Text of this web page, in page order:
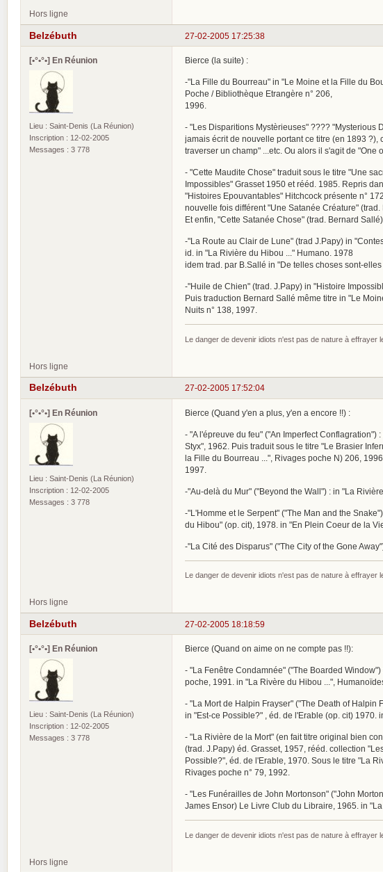
Hors ligne
27-02-2005 17:25:38
Belzébuth
[•°•°•] En Réunion
Lieu : Saint-Denis (La Réunion)
Inscription : 12-02-2005
Messages : 3 778
Bierce (la suite) :
-"La Fille du Bourreau" in "Le Moine et la Fille du
Poche / Bibliothèque Etrangère n° 206,
1996.
- "Les Disparitions Mystèrieuses" ???? "Mysterious
jamais écrit de nouvelle portant ce titre (en 1893
traverser un champ" ...etc. Ou alors il s'agit de "One
- "Cette Maudite Chose" traduit sous le titre "Une
Impossibles" Grasset 1950 et rééd. 1985. Repris
"Histoires Epouvantables" Hitchcock présente n°
nouvelle fois différent "Une Satanée Créature"
Et enfin, "Cette Satanée Chose" (trad. Bernard
-"La Route au Clair de Lune" (trad J.Papy) in
id. in "La Rivière du Hibou ..." Humano. 1978
idem trad. par B.Sallé in "De telles choses sont-
-"Huile de Chien" (trad. J.Papy) in "Histoire
Puis traduction Bernard Sallé même titre in "Le
Nuits n° 138, 1997.
Le danger de devenir idiots n'est pas de nature à effrayer
Hors ligne
27-02-2005 17:52:04
Belzébuth
[•°•°•] En Réunion
Lieu : Saint-Denis (La Réunion)
Inscription : 12-02-2005
Messages : 3 778
Bierce (Quand y'en a plus, y'en a encore !!) :
- "A l'épreuve du feu" ("An Imperfect
Styx", 1962. Puis traduit sous le titre "Le Brasier
la Fille du Bourreau ...", Rivages poche N) 206,
1997.
-"Au-delà du Mur" ("Beyond the Wall") : in "La
-"L'Homme et le Serpent" ("The Man and the
du Hibou" (op. cit), 1978. in "En Plein Coeur de la
-"La Cité des Disparus" ("The City of the Gone
Le danger de devenir idiots n'est pas de nature à
Hors ligne
27-02-2005 18:18:59
Belzébuth
[•°•°•] En Réunion
Lieu : Saint-Denis (La Réunion)
Inscription : 12-02-2005
Messages : 3 778
Bierce (Quand on aime on ne compte pas !!):
- "La Fenêtre Condamnée" ("The Boarded
poche, 1991. in "La Rivère du Hibou ...",
- "La Mort de Halpin Frayser" ("The Death of Halpin
in "Est-ce Possible?" , éd. de l'Erable (op. cit) 1970.
- "La Rivière de la Mort" (en fait titre original bien
(trad. J.Papy) éd. Grasset, 1957, rééd. collection
Possible?", éd. de l'Erable, 1970. Sous le titre "La
Rivages poche n° 79, 1992.
- "Les Funérailles de John Mortonson" ("John
James Ensor) Le Livre Club du Libraire, 1965. in
Le danger de devenir idiots n'est pas de nature à effrayer
Hors ligne